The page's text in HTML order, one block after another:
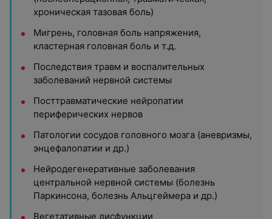
хроническая тазовая боль)
Мигрень, головная боль напряжения,
кластерная головная боль и т.д.
Последствия травм и воспалительных
заболеваний нервной системы
Посттравматические нейропатии
периферических нервов
Патологии сосудов головного мозга (аневризмы,
энцефалопатии и др.)
Нейродегенеративные заболевания
центральной нервной системы (болезнь
Паркинсона, болезнь Альцгеймера и др.)
Вегетативные дисфункции